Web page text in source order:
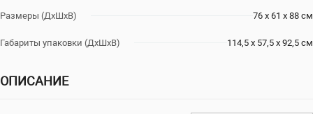
Размеры (ДхШхВ) 76 х 61 х 88 см
Габариты упаковки (ДхШхВ) 114,5 х 57,5 х 92,5 см
ОПИСАНИЕ